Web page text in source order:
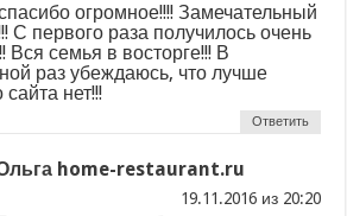
огромное!!!! Замечательный
С первого раза получилось очень
Вся семья в восторге!!! В
раз убеждаюсь, что лучше
нет!!!
Ответить
home-restaurant.ru
из